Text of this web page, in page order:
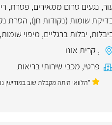
, נגעים טרום ממאירים, פטרת,
שומות (נקודות חן), הסרת
, יבלות ברגליים, מיפוי שומות,
, קרית אונו
פרטי, מכבי שירותי בריאות
"הלוואי היתה מקבלת שוב במודיעין